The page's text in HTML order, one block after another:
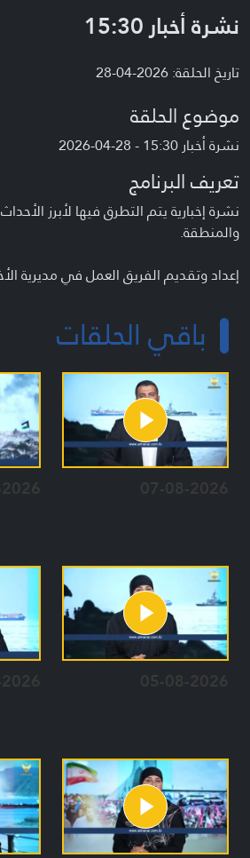
نشرة أخبار 15:30
تاريخ الحلقة: 2026-04-28
موضوع الحلقة
نشرة أخبار 15:30 - 28-04-2026
تعريف البرنامج
نشرة إخبارية يتم التطرق فيها لأبرز
والمنطقة.
إعداد وتقديم الفريق العمل في مديرية
باقي الحلقات
07-08-2026
05-08-2026